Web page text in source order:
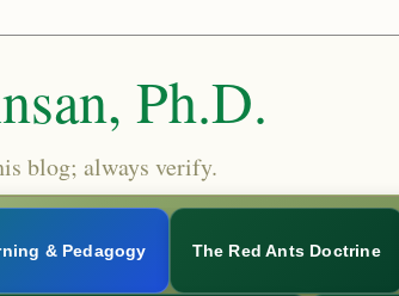
Ph.D.
blog; always verify.
& Pedagogy The Red Ants Doctrine